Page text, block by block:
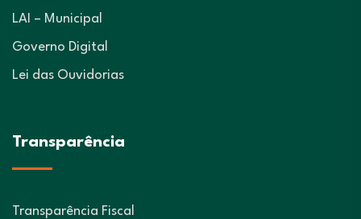
LAI – Municipal
Governo Digital
Lei das Ouvidorias
Transparência
Transparência Fiscal